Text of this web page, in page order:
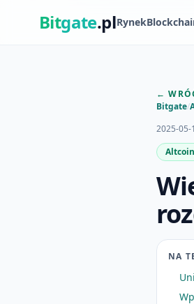
Bitgate.plRynek
←
Bitgate/
2025-05-
NA